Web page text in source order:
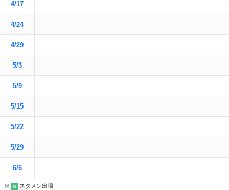
4/17
4/24
4/29
5/3
5/9
5/15
5/22
5/29
6/6
※ S
スタメン出場